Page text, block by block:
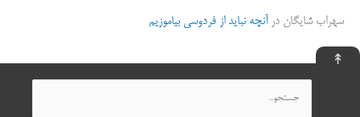
سهراب شایگان در آنچه نباید از فردوسی بیاموزیم
برای:
↟